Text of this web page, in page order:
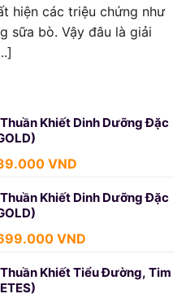
hiện các triệu chứng như
sữa bò. Vậy đâu là giải
Khiết Dinh Dưỡng Đặc
VND.
VNDGiá
tại
439.000 VND.
Khiết Dinh Dưỡng Đặc
VND.
VNDGiá
tại
Khiết Tiểu Đường, Tim